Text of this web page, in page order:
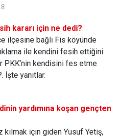
kararı için ne dedi?
ilçesine bağlı Fis köyünde
ile kendini fesih ettiğini
PKK’nin kendisini fes etme
İşte yanıtlar.
yardımına koşan gençten
kılmak için giden Yusuf Yetiş,